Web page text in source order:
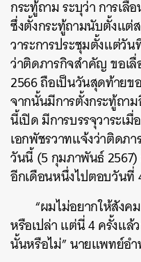
กระทู้ถาม ระบุว่า การเลื่
ซึ่งตั้งกระทู้ถามนับตั้งแต่
วาระการประชุมตั้งแต่วั
ว่าติดภารกิจสำคัญ ขอเ
2566 ถือเป็นวันสุดท้าย
จากนั้นมีการตั้งกระทู้ถา
นี้เปิด มีการบรรจุวาระเ
เอกพัชรวาทแจ้งว่าติดภ
วันนี้ (5 กุมภาพันธ์
อีกเดือนหนึ่งไปตอบวันที่
“ผมไม่อยากให้สังค
หรือเปล่า แต่นี่ 4 ครั้งแ
นั้นหรือไม่” นายแพทย์อ